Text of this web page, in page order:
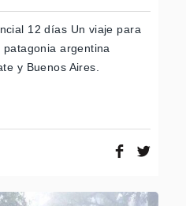
12 días Un viaje para
argentina
y Buenos Aires.